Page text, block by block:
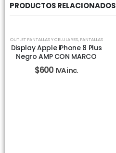
PRODUCTOS RELACIONADOS
OUTLET PANTALLAS Y CELULARES, PANTALLAS
Display Apple iPhone 8 Plus
Negro AMP CON MARCO
$600 IVA inc.